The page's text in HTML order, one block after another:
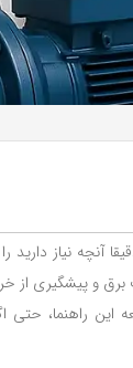
نیاز دارید
و پیشگیری از
راهنما، حتی